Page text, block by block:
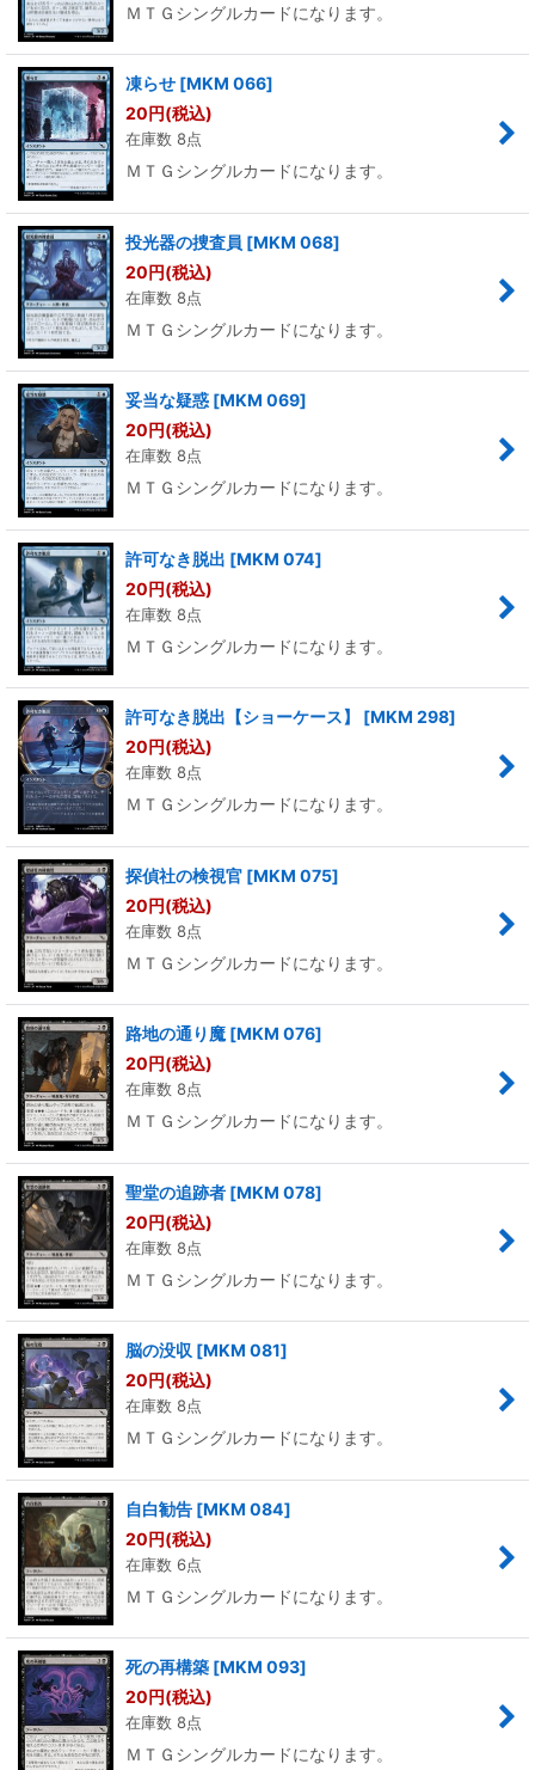
ＭＴＧシングルカードになります。
凍らせ [MKM 066]
20円(税込)
在庫数 8点
ＭＴＧシングルカードになります。
投光器の捜査員 [MKM 068]
20円(税込)
在庫数 8点
ＭＴＧシングルカードになります。
妥当な疑惑 [MKM 069]
20円(税込)
在庫数 8点
ＭＴＧシングルカードになります。
許可なき脱出 [MKM 074]
20円(税込)
在庫数 8点
ＭＴＧシングルカードになります。
許可なき脱出【ショーケース】 [MKM 298]
20円(税込)
在庫数 8点
ＭＴＧシングルカードになります。
探偵社の検視官 [MKM 075]
20円(税込)
在庫数 8点
ＭＴＧシングルカードになります。
路地の通り魔 [MKM 076]
20円(税込)
在庫数 8点
ＭＴＧシングルカードになります。
聖堂の追跡者 [MKM 078]
20円(税込)
在庫数 8点
ＭＴＧシングルカードになります。
脳の没収 [MKM 081]
20円(税込)
在庫数 8点
ＭＴＧシングルカードになります。
自白勧告 [MKM 084]
20円(税込)
在庫数 6点
ＭＴＧシングルカードになります。
死の再構築 [MKM 093]
20円(税込)
在庫数 8点
ＭＴＧシングルカードになります。